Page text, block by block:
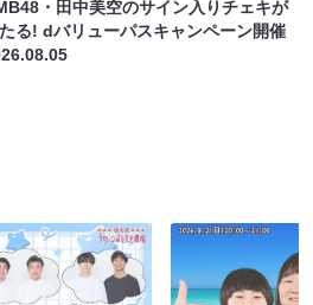
・田中美空のサイン入りチェキが
る! dバリューパスキャンペーン開催